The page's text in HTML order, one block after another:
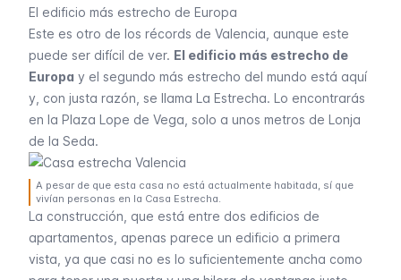
El edificio más estrecho de Europa
Este es otro de los récords de Valencia, aunque este
puede ser difícil de ver. El edificio más estrecho de
Europa y el segundo más estrecho del mundo está aquí
y, con justa razón, se llama La Estrecha. Lo encontrarás
en la Plaza Lope de Vega, solo a unos metros de Lonja
de la Seda.
A pesar de que esta casa no está actualmente habitada, sí que
vivían personas en la Casa Estrecha.
La construcción, que está entre dos edificios de
apartamentos, apenas parece un edificio a primera
vista, ya que casi no es lo suficientemente ancha como